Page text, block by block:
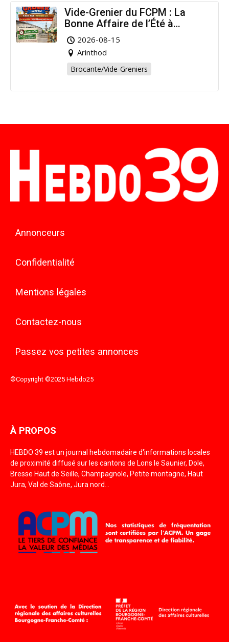
Vide-Grenier du FCPM : La
Bonne Affaire de l’Été à
Arinthod !
2026-08-15
Arinthod
Brocante/Vide-Greniers